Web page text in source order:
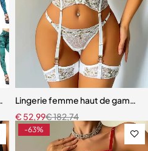
Lingerie femme haut de
€182,74
€ 52,99
-63%